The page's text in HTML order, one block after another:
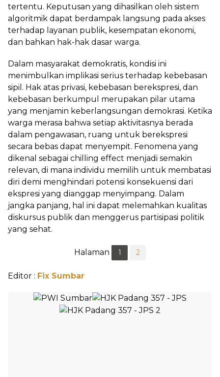
tertentu. Keputusan yang dihasilkan oleh sistem
algoritmik dapat berdampak langsung pada akses
terhadap layanan publik, kesempatan ekonomi,
dan bahkan hak-hak dasar warga.
Dalam masyarakat demokratis, kondisi ini
menimbulkan implikasi serius terhadap kebebasan
sipil. Hak atas privasi, kebebasan berekspresi, dan
kebebasan berkumpul merupakan pilar utama
yang menjamin keberlangsungan demokrasi. Ketika
warga merasa bahwa setiap aktivitasnya berada
dalam pengawasan, ruang untuk berekspresi
secara bebas dapat menyempit. Fenomena yang
dikenal sebagai chilling effect menjadi semakin
relevan, di mana individu memilih untuk membatasi
diri demi menghindari potensi konsekuensi dari
ekspresi yang dianggap menyimpang. Dalam
jangka panjang, hal ini dapat melemahkan kualitas
diskursus publik dan menggerus partisipasi politik
yang sehat.
Halaman 1 2
Editor : Fix Sumbar